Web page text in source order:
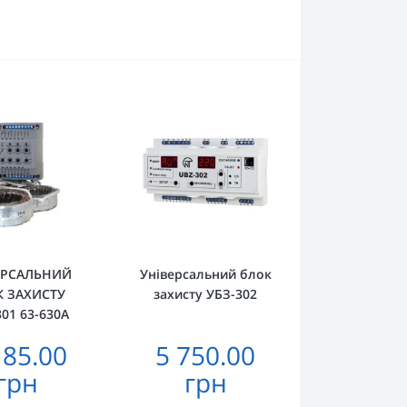
ЗАХИСТУ
63-630А
Універсальний блок
захисту УБЗ-302
5 750.00
грн